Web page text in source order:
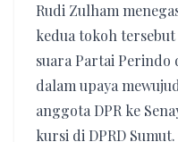
Rudi Zulham
kedua tokoh
suara Partai Perindo
dalam upaya
anggota DPR ke
kursi di DPRD Sumut.